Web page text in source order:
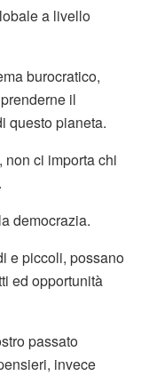
a livello
burocratico,
il
questo pianeta.
non ci importa chi
democrazia.
e piccoli, possano
ed opportunità
passato
invece